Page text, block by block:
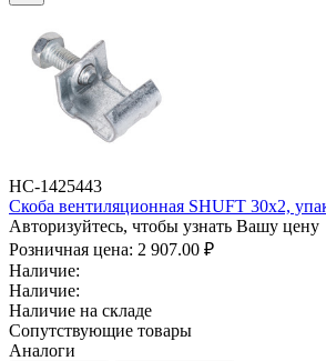
НС-1425443
Скоба вентиляционная SHUFT 30х2,
Авторизуйтесь, чтобы узнать Вашу цену
Розничная цена: 2 907.00 ₽
Наличие:
Наличие:
Наличие на складе
Сопутствующие товары
Аналоги